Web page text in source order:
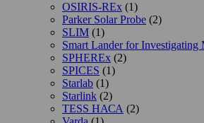
OSIRIS-REx (1)
Parker Solar Probe (2)
SLIM (1)
Smart Lander for
SPHEREx (2)
SPICES (1)
Starlab (1)
Starlink (2)
TESS НАСА (2)